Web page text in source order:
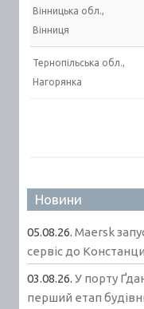
Вінницька обл.,
Вінниця
Тернопільська обл.,
Нагорянка
Новини
05.08.26. Maersk
сервіс до Констанци
03.08.26. У порту
перший етап